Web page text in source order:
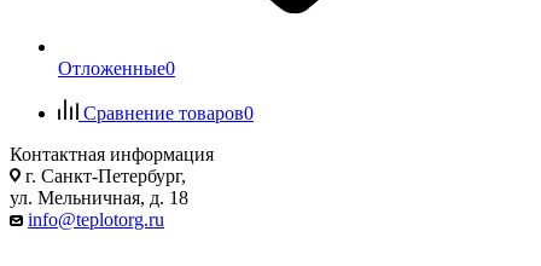
Отложенные0
Сравнение товаров0
Контактная информация
г. Санкт-Петербург,
ул. Мельничная, д. 18
info@teplotorg.ru